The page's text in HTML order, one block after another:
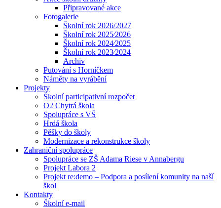
Připravované akce
Fotogalerie
Školní rok 2026/2027
Školní rok 2025⁄2026
Školní rok 2024⁄2025
Školní rok 2023⁄2024
Archiv
Putování s Horníčkem
Náměty na vyrábění
Projekty
Školní participativní rozpočet
O2 Chytrá škola
Spolupráce s VŠ
Hrdá škola
Pěšky do školy
Modernizace a rekonstrukce školy
Zahraniční spolupráce
Spolupráce se ZŠ Adama Riese v Annabergu
Projekt Labora 2
Projekt re:demo – Podpora a posílení komunity na naší
škol
Kontakty
Školní e-mail